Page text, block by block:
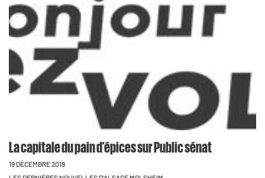
La capitale du pain d’épices sur Public sénat
19 DÉCEMBRE 2019